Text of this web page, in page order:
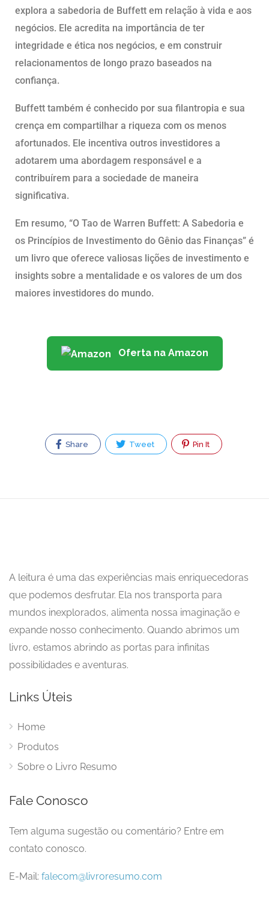
explora a sabedoria de Buffett em relação à vida e aos
negócios. Ele acredita na importância de ter
integridade e ética nos negócios, e em construir
relacionamentos de longo prazo baseados na
confiança.
Buffett também é conhecido por sua filantropia e sua
crença em compartilhar a riqueza com os menos
afortunados. Ele incentiva outros investidores a
adotarem uma abordagem responsável e a
contribuírem para a sociedade de maneira
significativa.
Em resumo, “O Tao de Warren Buffett: A Sabedoria e
os Princípios de Investimento do Gênio das Finanças” é
um livro que oferece valiosas lições de investimento e
insights sobre a mentalidade e os valores de um dos
maiores investidores do mundo.
Oferta na Amazon
Share Tweet Pin It
A leitura é uma das experiências mais enriquecedoras
que podemos desfrutar. Ela nos transporta para
mundos inexplorados, alimenta nossa imaginação e
expande nosso conhecimento. Quando abrimos um
livro, estamos abrindo as portas para infinitas
possibilidades e aventuras.
Links Úteis
Home
Produtos
Sobre o Livro Resumo
Fale Conosco
Tem alguma sugestão ou comentário? Entre em
contato conosco.
E-Mail: falecom@livroresumo.com